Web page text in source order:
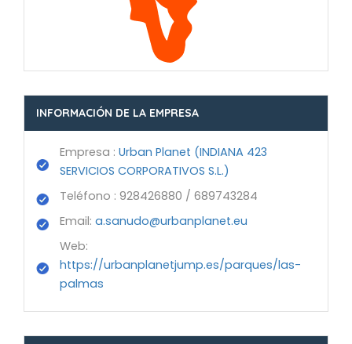
INFORMACIÓN DE LA EMPRESA
Empresa : Urban Planet (INDIANA 423
SERVICIOS CORPORATIVOS S.L.)
Teléfono : 928426880 / 689743284
Email: a.sanudo@urbanplanet.eu
Web:
https://urbanplanetjump.es/parques/las-
palmas